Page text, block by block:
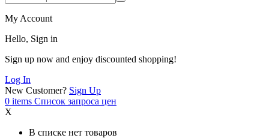
My Account
Hello, Sign in
Sign up now and enjoy discounted shopping!
Log In
New Customer? Sign Up
0 items Список запроса цен
X
В списке нет товаров